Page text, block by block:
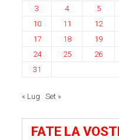
3
4 5
10
11 12
17
18 19
24
25 26
31
« Lug Set »
FATE LA